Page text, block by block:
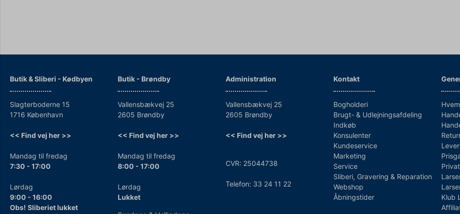
Butik & Sliberi - Kødbyen
Slagterboderne 15
1716 København
<< Find vej her >>
Mandag til fredag
7:30 - 17:00
Lørdag
9:00 - 16:00
Obs! Sliberiet lukket
Butik - Brøndby
Vallensbækvej 25
2605 Brøndby
<< Find vej her >>
Mandag til fredag
8:00 - 17:00
Lørdag
Lukket
Administration
Vallensbækvej 25
2605 Brøndby
<< Find vej her >>
CVR: 25044738
Telefon: 33 24 11 22
Kontakt
Bogholderi
Brugt- & Udlejningsafdeling
Indkøb
Konsulenter
Kundeservice
Marketing
Service
Sliberi, Gravering & Reparation
Webshop
Åbningstider
Klub